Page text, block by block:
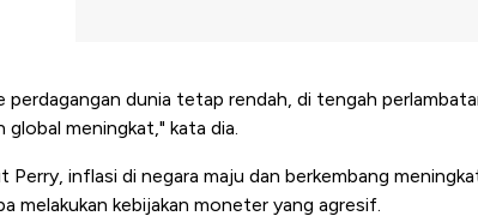
perdagangan dunia tetap rendah, di tengah
global meningkat," kata dia.
Perry, inflasi di negara maju dan berkembang
melakukan kebijakan moneter yang agresif.